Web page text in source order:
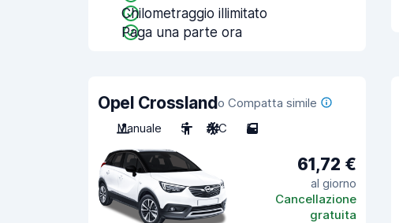
Chilometraggio illimitato
Paga una parte ora
Opel Crosslando Compatta simile
Manuale
5 A/C 5
61,72 €
al giorno
Cancellazione
gratuita